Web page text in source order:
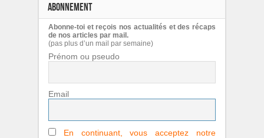
ABONNEMENT
Abonne-toi et reçois nos actualités et des récaps
de nos articles par mail.
(pas plus d’un mail par semaine)
Prénom ou pseudo
Email
En continuant, vous acceptez notre